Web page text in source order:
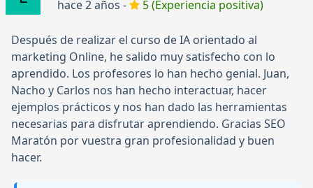
hace 2 años - 5 (Experiencia positiva)
Después de realizar el curso de IA orientado al
marketing Online, he salido muy satisfecho con lo
aprendido. Los profesores lo han hecho genial. Juan,
Nacho y Carlos nos han hecho interactuar, hacer
ejemplos prácticos y nos han dado las herramientas
necesarias para disfrutar aprendiendo. Gracias SEO
Maratón por vuestra gran profesionalidad y buen
hacer.